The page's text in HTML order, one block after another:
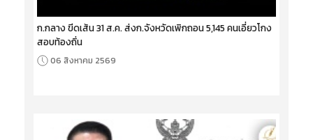
ก.กลาง ขีดเส้น 31 ส.ค. ส่งก.จังหวัดเพิกถอน 5,145 คนเอี่ยวโกง
สอบท้องถิ่น
06 สิงหาคม 2569